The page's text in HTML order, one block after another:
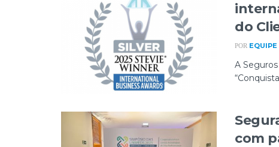
do
POR EQUIPE
A
com